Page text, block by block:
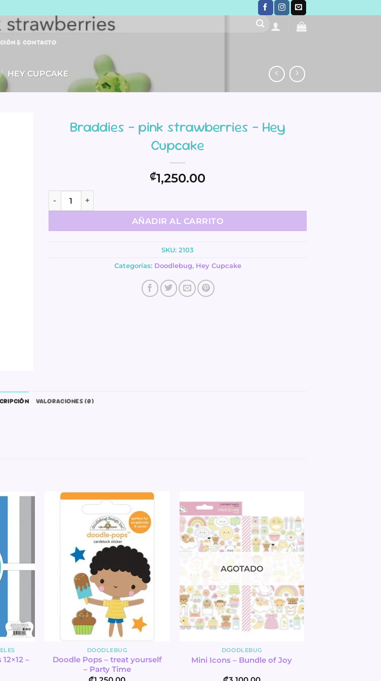
& CONTACTO
/ HEY CUPCAKE
Braddies – pink strawberries – Hey
Cupcake
₡1,250.00
AÑADIR AL CARRITO
SKU: 2103
Categorías: Doodlebug, Hey Cupcake
VALORACIONES (0)
–
DOODLEBUG
Doodle Pops – treat yourself
– Party Time
AGOTADO
DOODLEBUG
Mini Icons – Bundle of Joy